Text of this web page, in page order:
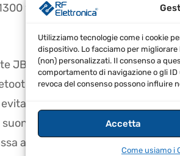
Utilizziamo tecnologie come i cookie
dispositivo. Lo facciamo per
(non) personalizzati. Il consenso a
comportamento di navigazione o gli
revoca del consenso possono influire
Accetta
Come usiamo i
watt, offre un suono potente
JBL con dimensioni
5.0 per ascoltare la musica
automaticamente il feedback
ottimale in ogni applicazione
automaticamente la musica